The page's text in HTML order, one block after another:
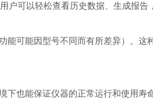
可以轻松查看历史数据、生成报告
可能因型号不同而有所差异）。这
也能保证仪器的正常运行和使用寿命